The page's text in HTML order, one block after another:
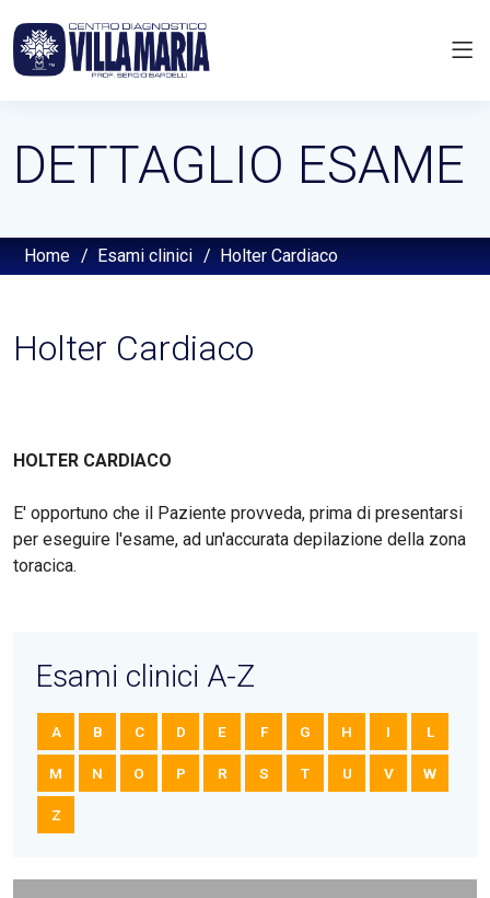
DETTAGLIO ESAME
Home / Esami clinici / Holter Cardiaco
Holter Cardiaco
HOLTER CARDIACO
E' opportuno che il Paziente provveda, prima di presentarsi
per eseguire l'esame, ad un'accurata depilazione della zona
toracica.
Esami clinici A-Z
A B C D E F G H I L
M N O P R S T U V W
Z